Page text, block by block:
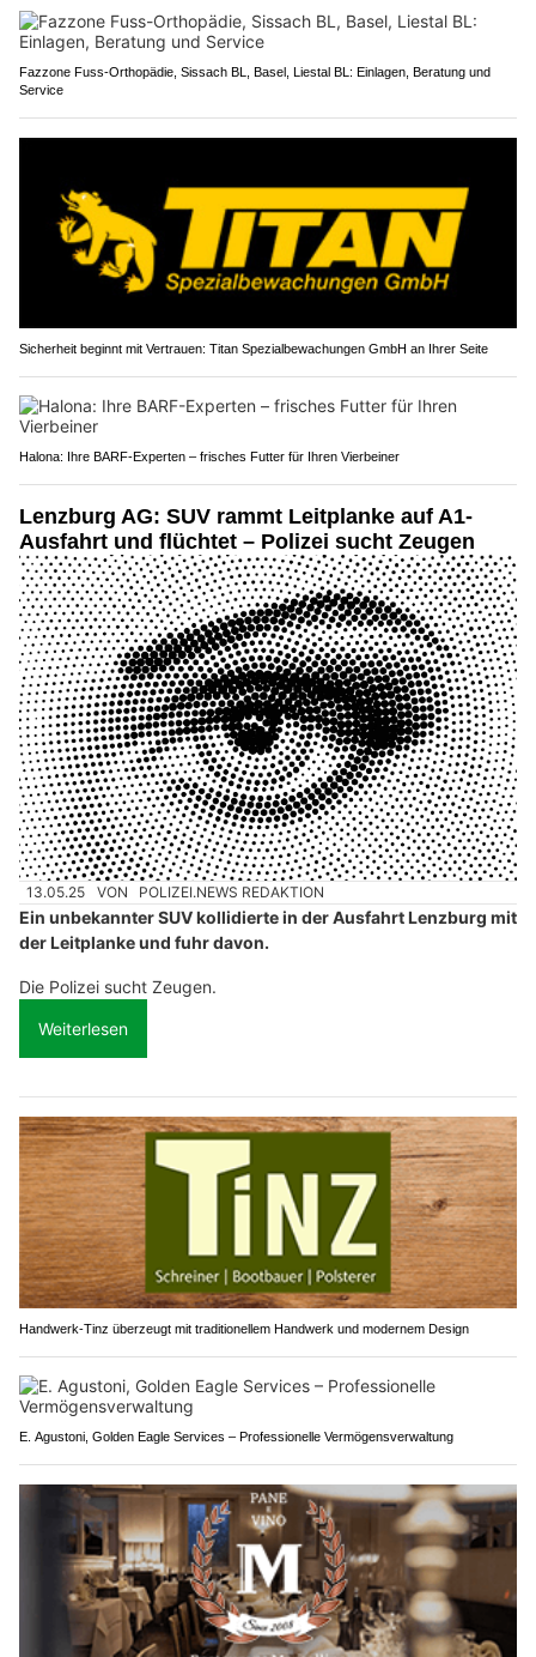
Fazzone Fuss-Orthopädie, Sissach BL, Basel, Liestal BL: Einlagen, Beratung und
Service
Sicherheit beginnt mit Vertrauen: Titan Spezialbewachungen GmbH an Ihrer Seite
Halona: Ihre BARF-Experten – frisches Futter für Ihren Vierbeiner
Lenzburg AG: SUV rammt Leitplanke auf A1-
Ausfahrt und flüchtet – Polizei sucht Zeugen
13.05.25 VON POLIZEI.NEWS REDAKTION
Ein unbekannter SUV kollidierte in der Ausfahrt Lenzburg mit
der Leitplanke und fuhr davon.
Die Polizei sucht Zeugen.
Weiterlesen
Handwerk-Tinz überzeugt mit traditionellem Handwerk und modernem Design
E. Agustoni, Golden Eagle Services – Professionelle Vermögensverwaltung